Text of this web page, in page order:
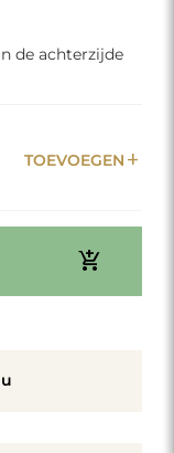
de achterzijde
TOEVOEGEN add
add_shopping_cart